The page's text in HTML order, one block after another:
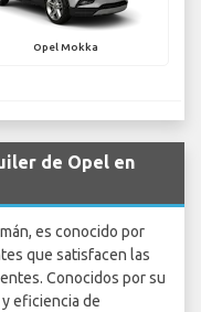
Opel Mokka
de Opel en
es conocido por
que satisfacen las
Conocidos por su
eficiencia de